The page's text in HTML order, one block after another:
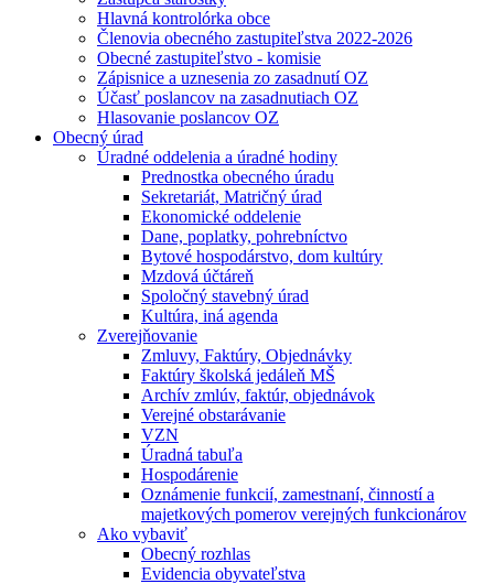
Hlavná kontrolórka obce
Členovia obecného zastupiteľstva 2022-2026
Obecné zastupiteľstvo - komisie
Zápisnice a uznesenia zo zasadnutí OZ
Účasť poslancov na zasadnutiach OZ
Hlasovanie poslancov OZ
Obecný úrad
Úradné oddelenia a úradné hodiny
Prednostka obecného úradu
Sekretariát, Matričný úrad
Ekonomické oddelenie
Dane, poplatky, pohrebníctvo
Bytové hospodárstvo, dom kultúry
Mzdová účtáreň
Spoločný stavebný úrad
Kultúra, iná agenda
Zverejňovanie
Zmluvy, Faktúry, Objednávky
Faktúry školská jedáleň MŠ
Archív zmlúv, faktúr, objednávok
Verejné obstarávanie
VZN
Úradná tabuľa
Hospodárenie
Oznámenie funkcií, zamestnaní, činností a
majetkových pomerov verejných funkcionárov
Ako vybaviť
Obecný rozhlas
Evidencia obyvateľstva